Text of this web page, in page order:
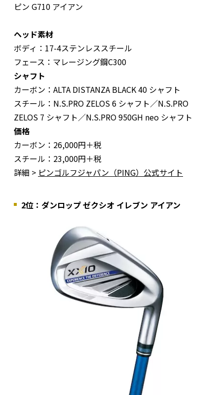
ピン G710 アイアン
ヘッド素材
ボディ：17-4ステンレススチール
フェース：マレージング鋼C300
シャフト
カーボン：ALTA DISTANZA BLACK 40 シャフト
スチール：N.S.PRO ZELOS 6 シャフト／N.S.PRO
ZELOS 7 シャフト／N.S.PRO 950GH neo シャフト
価格
カーボン：26,000円＋税
スチール：23,000円＋税
詳細 > ピンゴルフジャパン（PING）公式サイト
2位：ダンロップ ゼクシオ イレブン アイアン